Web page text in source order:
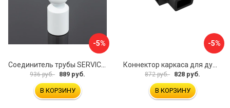
-5%
936 руб. 889 руб.
В КОРЗИНУ
-5%
872 руб. 828 руб.
В КОРЗИНУ